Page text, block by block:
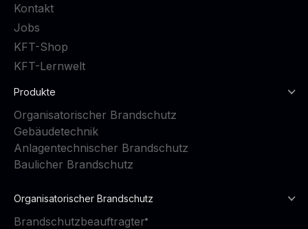
Kontakt
Jobs
KFT-Shop
KFT-Lernwelt
Produkte
Organisatorischer Brandschutz
Gebäudetechnik
Anlagentechnischer Brandschutz
Baulicher Brandschutz
Organisatorischer Brandschutz
Brandschutzbeauftragter